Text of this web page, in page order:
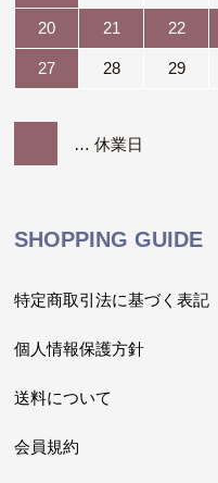
20 21 22
27 28 29
… 休業日
SHOPPING GUIDE
特定商取引法に基づく表記
個人情報保護方針
送料について
会員規約